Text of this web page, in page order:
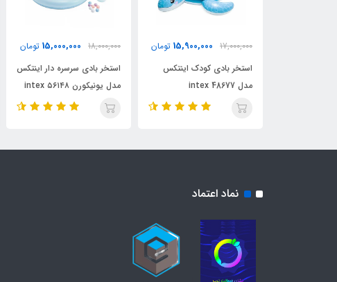
17,000,000
15,900,000 تومان
استخر بادی کودک اینتکس
مدل 48677 intex
18,000,000
15,000,000 تومان
استخر بادی سرسره دار اینتکس
مدل یونیکورن intex ۵۶۱۴۸
نماد اعتماد